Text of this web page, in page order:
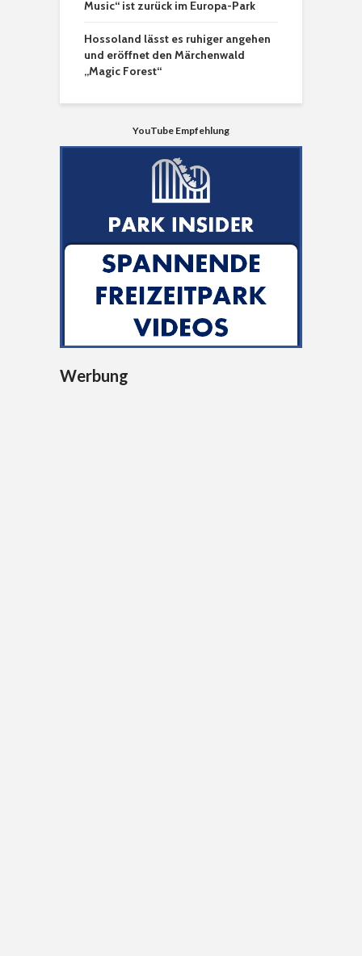
Music“ ist zurück im Europa-Park
Hossoland lässt es ruhiger angehen
und eröffnet den Märchenwald
„Magic Forest“
YouTube Empfehlung
Werbung